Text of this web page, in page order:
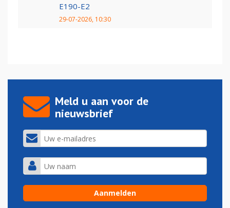
E190-E2
29-07-2026, 10:30
Meld u aan voor de
nieuwsbrief